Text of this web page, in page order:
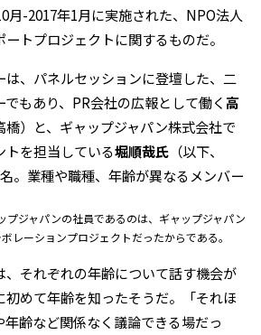
月-2017年1月に実施された、NPO法人
トプロジェクトに関するものだ。
は、パネルセッションに登壇した、二
もあり、PR会社の広報として働く 高
橋）と、ギャップジャパン株式会社で
トを担当している堀順哉氏 （以下、
。業種や職種、年齢が異なるメンバー
ジャパンの社員であるのは、ギャップジャパン
レーションプロジェクトだったからである。
、それぞれの年齢について話す機会が
初めて年齢を知ったそうだ。「それほ
齢など関係なく議論できる場だっ